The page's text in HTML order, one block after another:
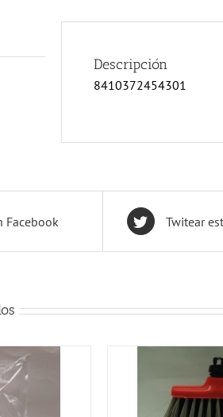
Descripción
8410372454301
Facebook Twitear